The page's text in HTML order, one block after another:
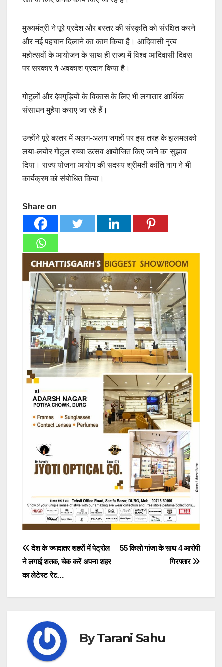
मुख्यमंत्री ने पूरे प्रदेश और बस्तर की संस्कृति को संरक्षित करने
और नई पहचान दिलाने का काम किया है। आदिवासी नृत्य
महोत्सवों के आयोजन के साथ ही राज्य में विश्व आदिवासी दिवस
पर सरकार ने अवकाश प्रदान किया है।
गोटुलों और देवगुड़ियों के विकास के लिए भी लगातार आर्थिक
संसाधन मुहैया कराए जा रहे हैं।
उन्होंने पूरे बस्तर में अलग-अलग जगहों पर इस तरह के झलमलको
लया-लयोर गोटुल रच्चा उत्सव आयोजित किए जाने का सुझाव
दिया। राज्य योजना आयोग की सदस्य श्रीमती कांति नाग ने भी
कार्यक्रम को संबोधित किया।
Share on
Post
navigation
55 किलो गांजा के साथ 4 आरोपी
गिरफ्तार
देश के ज्यादातर शहरों में पेट्रोल
ने लगाई शतक, चेक करें अपना शहर
का लेटेस्ट रेट…
ByTarani Sahu